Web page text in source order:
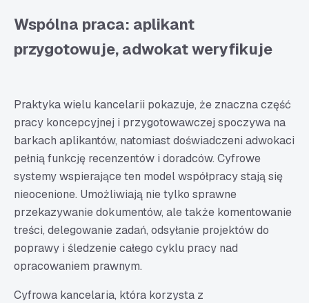
Wspólna praca: aplikant
przygotowuje, adwokat weryfikuje
Praktyka wielu kancelarii pokazuje, że znaczna część
pracy koncepcyjnej i przygotowawczej spoczywa na
barkach aplikantów, natomiast doświadczeni adwokaci
pełnią funkcję recenzentów i doradców. Cyfrowe
systemy wspierające ten model współpracy stają się
nieocenione. Umożliwiają nie tylko sprawne
przekazywanie dokumentów, ale także komentowanie
treści, delegowanie zadań, odsyłanie projektów do
poprawy i śledzenie całego cyklu pracy nad
opracowaniem prawnym.
Cyfrowa kancelaria, która korzysta z